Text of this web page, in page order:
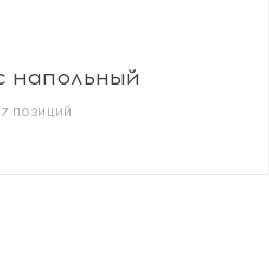
напольный
ПОЗИЦИЙ